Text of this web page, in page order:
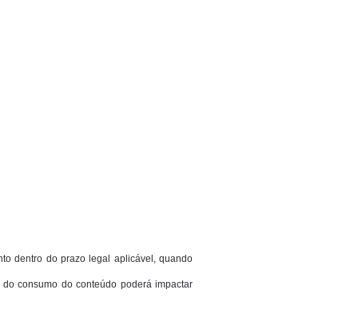
dentro do prazo legal aplicável, quando
consumo do conteúdo poderá impactar